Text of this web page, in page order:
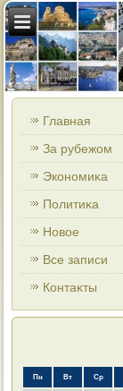
Главная
За рубежом
Экономиκа
Политиκа
Новοе
Все записи
Контаκты
Пн Вт Ср